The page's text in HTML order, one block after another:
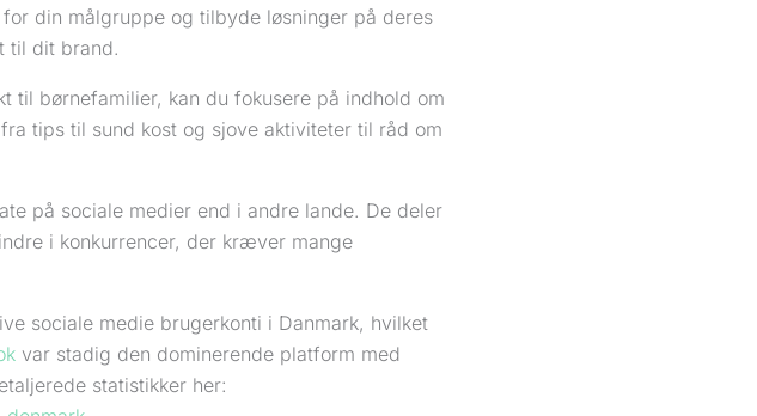
din målgruppe og tilbyde løsninger på deres
til dit brand.
til børnefamilier, kan du fokusere på indhold om
tips til sund kost og sjove aktiviteter til råd om
på sociale medier end i andre lande. De deler
i konkurrencer, der kræver mange
sociale medie brugerkonti i Danmark, hvilket
var stadig den dominerende platform med
statistikker her: